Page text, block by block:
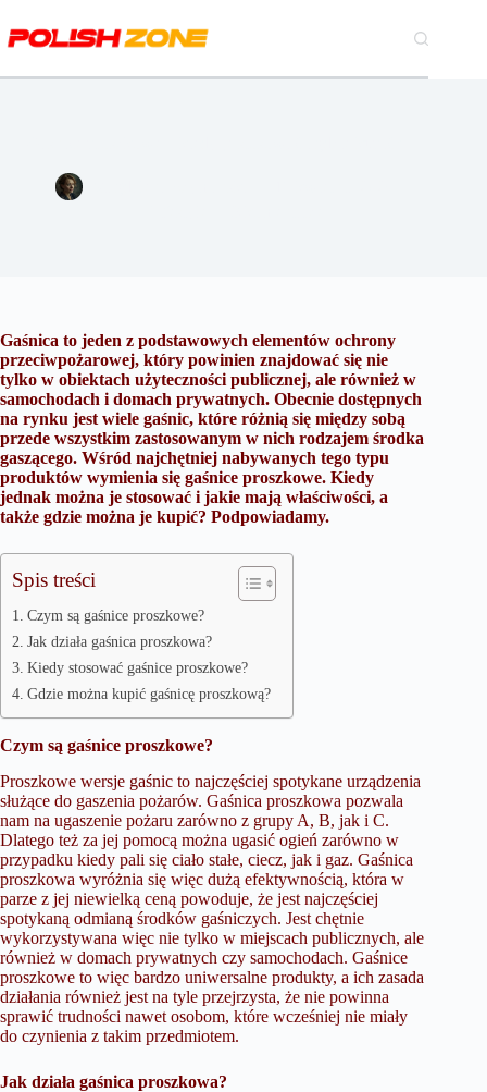
do
treści
Gaśnica to jeden z podstawowych elementów ochrony
przeciwpożarowej, który powinien znajdować się nie
tylko w obiektach użyteczności publicznej, ale również w
samochodach i domach prywatnych. Obecnie dostępnych
na rynku jest wiele gaśnic, które różnią się między sobą
przede wszystkim zastosowanym w nich rodzajem środka
gaszącego. Wśród najchętniej nabywanych tego typu
produktów wymienia się gaśnice proszkowe. Kiedy
jednak można je stosować i jakie mają właściwości, a
także gdzie można je kupić? Podpowiadamy.
Spis treści
Czym są gaśnice proszkowe?
Jak działa gaśnica proszkowa?
Kiedy stosować gaśnice proszkowe?
Gdzie można kupić gaśnicę proszkową?
Czym są gaśnice proszkowe?
Proszkowe wersje gaśnic to najczęściej spotykane urządzenia
służące do gaszenia pożarów. Gaśnica proszkowa pozwala
nam na ugaszenie pożaru zarówno z grupy A, B, jak i C.
Dlatego też za jej pomocą można ugasić ogień zarówno w
przypadku kiedy pali się ciało stałe, ciecz, jak i gaz. Gaśnica
proszkowa wyróżnia się więc dużą efektywnością, która w
parze z jej niewielką ceną powoduje, że jest najczęściej
spotykaną odmianą środków gaśniczych. Jest chętnie
wykorzystywana więc nie tylko w miejscach publicznych, ale
również w domach prywatnych czy samochodach. Gaśnice
proszkowe to więc bardzo uniwersalne produkty, a ich zasada
działania również jest na tyle przejrzysta, że nie powinna
sprawić trudności nawet osobom, które wcześniej nie miały
do czynienia z takim przedmiotem.
Jak działa gaśnica proszkowa?